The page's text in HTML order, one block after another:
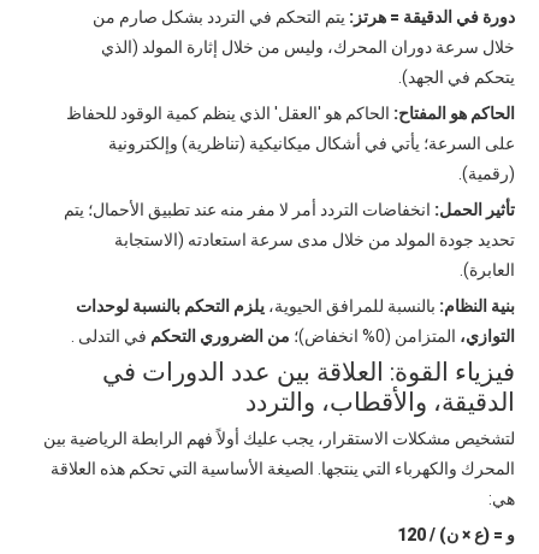
دورة في الدقيقة = هرتز: يتم التحكم في التردد بشكل صارم من
خلال سرعة دوران المحرك، وليس من خلال إثارة المولد (الذي
يتحكم في الجهد).
الحاكم هو المفتاح: الحاكم هو 'العقل' الذي ينظم كمية الوقود للحفاظ
على السرعة؛ يأتي في أشكال ميكانيكية (تناظرية) وإلكترونية
(رقمية).
تأثير الحمل: انخفاضات التردد أمر لا مفر منه عند تطبيق الأحمال؛ يتم
تحديد جودة المولد من خلال مدى سرعة استعادته (الاستجابة
العابرة).
بنية النظام: بالنسبة للمرافق الحيوية، يلزم التحكم بالنسبة لوحدات
التوازي، المتزامن (0% انخفاض)؛ من الضروري التحكم في التدلى .
فيزياء القوة: العلاقة بين عدد الدورات في
الدقيقة، والأقطاب، والتردد
لتشخيص مشكلات الاستقرار، يجب عليك أولاً فهم الرابطة الرياضية بين
المحرك والكهرباء التي ينتجها. الصيغة الأساسية التي تحكم هذه العلاقة
هي:
و = (ع × ن) / 120